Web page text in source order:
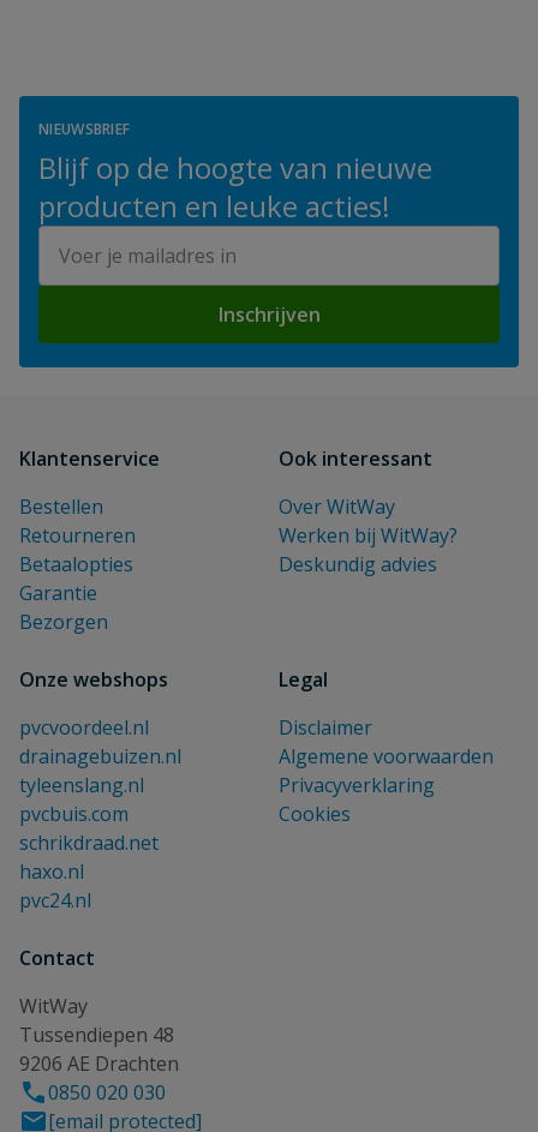
NIEUWSBRIEF
Blijf op de hoogte van nieuwe
producten en leuke acties!
Inschrijven
Klantenservice
Bestellen
Retourneren
Betaalopties
Garantie
Bezorgen
Ook interessant
Over WitWay
Werken bij WitWay?
Deskundig advies
Onze webshops
pvcvoordeel.nl
drainagebuizen.nl
tyleenslang.nl
pvcbuis.com
schrikdraad.net
haxo.nl
pvc24.nl
Legal
Disclaimer
Algemene voorwaarden
Privacyverklaring
Cookies
Contact
WitWay
Tussendiepen 48
9206 AE Drachten
0850 020 030
[email protected]